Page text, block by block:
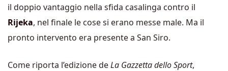
il doppio vantaggio nella sfida casalinga contro il
Rijeka, nel finale le cose si erano messe male. Ma il
pronto intervento era presente a San Siro.
Come riporta l’edizione deLa Gazzetta dello Sport,